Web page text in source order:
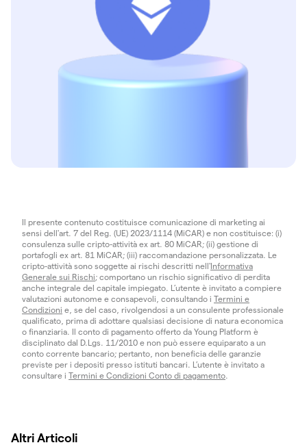
Il presente contenuto costituisce comunicazione di marketing ai
sensi dell'art. 7 del Reg. (UE) 2023/1114 (MiCAR) e non costituisce: (i)
consulenza sulle cripto-attività ex art. 80 MiCAR; (ii) gestione di
portafogli ex art. 81 MiCAR; (iii) raccomandazione personalizzata. Le
cripto-attività sono soggette ai rischi descritti nell'Informativa
Generale sui Rischi; comportano un rischio significativo di perdita
anche integrale del capitale impiegato. L’utente è invitato a compiere
valutazioni autonome e consapevoli, consultando i Termini e
Condizioni e, se del caso, rivolgendosi a un consulente professionale
qualificato, prima di adottare qualsiasi decisione di natura economica
o finanziaria. Il conto di pagamento offerto da Young Platform è
disciplinato dal D.Lgs. 11/2010 e non può essere equiparato a un
conto corrente bancario; pertanto, non beneficia delle garanzie
previste per i depositi presso istituti bancari. L’utente è invitato a
consultare i Termini e Condizioni Conto di pagamento.
Altri Articoli